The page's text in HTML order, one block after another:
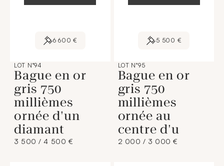
6 600 €
LOT N°94
Bague en or
gris 750
millièmes
ornée d'un
diamant
3 500 / 4 500 €
5 500 €
LOT N°95
Bague en or
gris 750
millièmes
ornée au
centre d'u
2 000 / 3 000 €